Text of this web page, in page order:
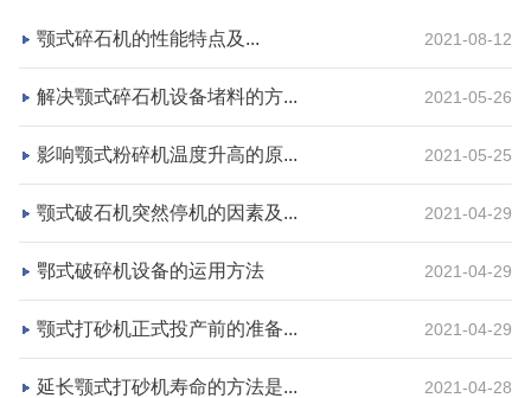
湖北省宜昌市砂石集并日产一万吨砂石料生产线
项目坐标
项目业主
砂石集并中心
颚式碎石机的性能特点及... 2021-08-12
解决颚式碎石机设备堵料的方... 2021-05-26
影响颚式粉碎机温度升高的原... 2021-05-25
颚式破石机突然停机的因素及... 2021-04-29
鄂式破碎机设备的运用方法 2021-04-29
颚式打砂机正式投产前的准备... 2021-04-29
延长颚式打砂机寿命的方法是... 2021-04-28